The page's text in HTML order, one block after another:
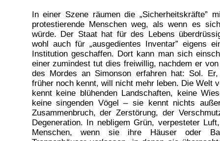
In einer Szene räumen die „Sicherheitskräfte”
protestierende Menschen weg, als wenn es
würde. Der Staat hat für des Lebens
wohl auch für „ausgedientes Inventar” eigens
Institution geschaffen. Dort kann man sich
einer zumindest tut dies freiwillig, nachdem er
des Mordes an Simonson erfahren hat: Sol.
früher noch kennt, will nicht mehr leben. Die Welt
kennt keine blühenden Landschaften, keine
keine singenden Vögel – sie kennt nichts
Zusammenbruch, der Zerstörung, der
Degeneration. In nebligem Grün, verpesteter
Menschen, wenn sie ihre Häuser oder